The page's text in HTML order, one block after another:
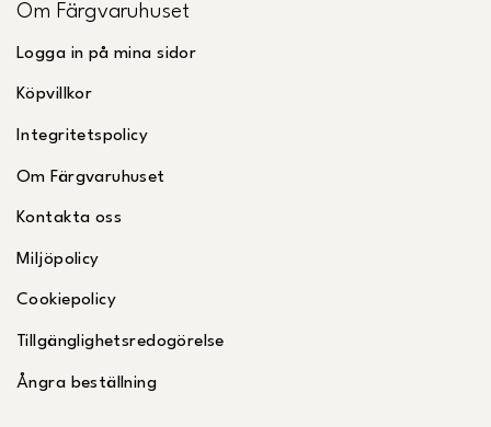
Om Färgvaruhuset
Logga in på mina sidor
Köpvillkor
Integritetspolicy
Om Färgvaruhuset
Kontakta oss
Miljöpolicy
Cookiepolicy
Tillgänglighetsredogörelse
Ångra beställning